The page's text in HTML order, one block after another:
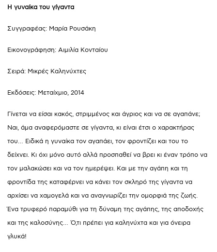
Η γυναίκα του γίγαντα
Συγγραφέας: Μαρία Ρουσάκη
Εικονογράφηση: Αιμιλία Κονταίου
Σειρά: Μικρές Καληνύχτες
Εκδόσεις: Μεταίχμιο, 2014
Γίνεται να είσαι κακός, στριμμένος και άγριος και να σε αγαπάνε;
Ναι, άμα αναφερόμαστε σε γίγαντα, κι είναι έτσι ο χαρακτήρας
του… Ειδικά η γυναίκα τον αγαπάει, τον φροντίζει και του το
δείχνει. Κι όχι μόνο αυτό αλλά προσπαθεί να βρει κι έναν τρόπο να
τον μαλακώσει και να τον ημερέψει. Και με την αγάπη και τη
φροντίδα της καταφέρνει να κάνει τον σκληρό της γίγαντα να
αρχίσει να χαμογελά και να αναγνωρίζει την ομορφιά της ζωής.
Ένα τρυφερό παραμύθι για τη δύναμη της αγάπης, της αποδοχής
και της καλοσύνης… Ό,τι πρέπει για καληνύχτα και για όνειρα
γλυκά!